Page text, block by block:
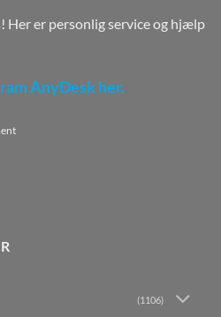
Her er personlig service og hjælp
AnyDesk her.
(1106)